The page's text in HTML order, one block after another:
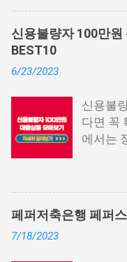
이 발생
할 수
해 무직
대출 상
청할 수
가능합
부 내
우량한
습니다.
신용불량자 100만
BEST10
6/23/2023
신용불
다면 꼭
에서는
상위
차 1. 소
출 2. 신
신용회
페퍼저축은행 페퍼
7/18/2023